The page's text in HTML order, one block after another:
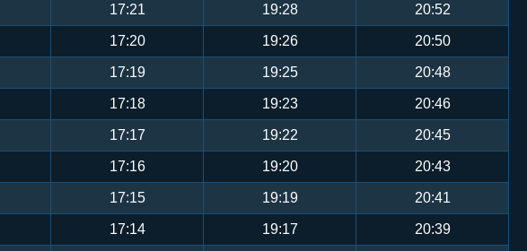
17:21 19:28 20:52
17:20 19:26 20:50
17:19 19:25 20:48
17:18 19:23 20:46
17:17 19:22 20:45
17:16 19:20 20:43
17:15 19:19 20:41
17:14 19:17 20:39